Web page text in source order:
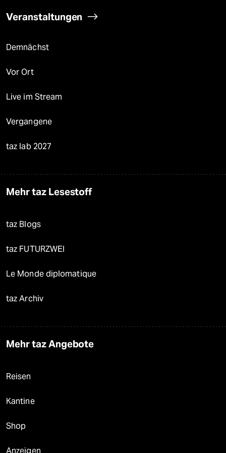
Veranstaltungen
Demnächst
Vor Ort
Live im Stream
Vergangene
taz lab 2027
Mehr taz Lesestoff
taz Blogs
taz FUTURZWEI
Le Monde diplomatique
taz Archiv
Mehr taz Angebote
Reisen
Kantine
Shop
Anzeigen